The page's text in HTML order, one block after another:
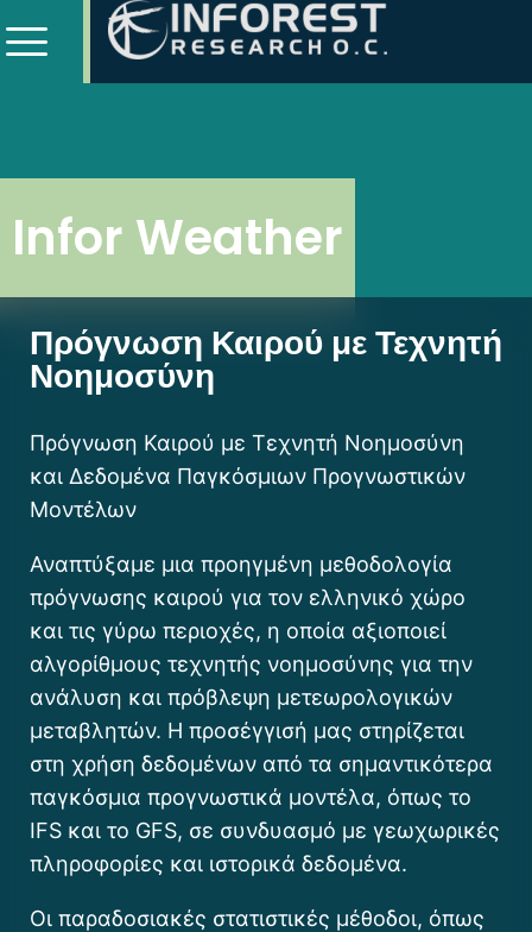
Infor Weather
Πρόγνωση Καιρού με Τεχνητή
Νοημοσύνη
Πρόγνωση Καιρού με Τεχνητή Νοημοσύνη
και Δεδομένα Παγκόσμιων Προγνωστικών
Μοντέλων
Αναπτύξαμε μια προηγμένη μεθοδολογία
πρόγνωσης καιρού για τον ελληνικό χώρο
και τις γύρω περιοχές, η οποία αξιοποιεί
αλγορίθμους τεχνητής νοημοσύνης για την
ανάλυση και πρόβλεψη μετεωρολογικών
μεταβλητών. Η προσέγγισή μας στηρίζεται
στη χρήση δεδομένων από τα σημαντικότερα
παγκόσμια προγνωστικά μοντέλα, όπως το
IFS και το GFS, σε συνδυασμό με γεωχωρικές
πληροφορίες και ιστορικά δεδομένα.
Οι παραδοσιακές στατιστικές μέθοδοι, όπως